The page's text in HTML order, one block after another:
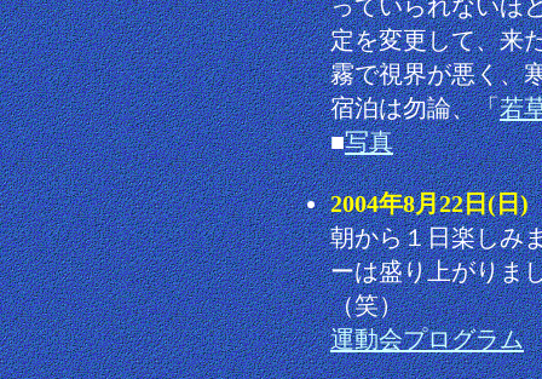
っていられないほ
定を変更して、来
霧で視界が悪く、
宿泊は勿論、「若
■写真
2004年8月22日(
朝から１日楽しみ
ーは盛り上がりま
（笑）
運動会プログラム